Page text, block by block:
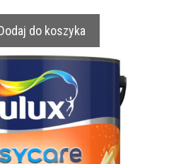
do koszyka